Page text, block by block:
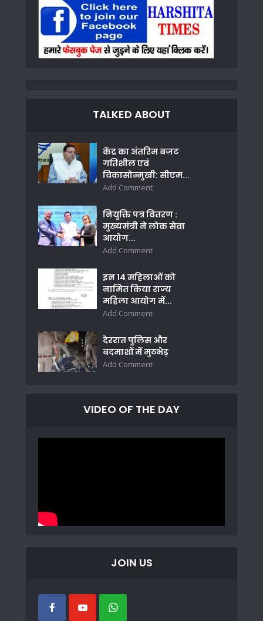
TALKED ABOUT
केंद्र का अंतरिम बजट
गतिशील एवं
विकासोन्मुखी: सीएम...
Add Comment
नियुक्ति पत्र वितरण :
मुख्यमंत्री ने लोक सेवा
आयोग...
Add Comment
इन 14 महिलाओं को
नामित किया राज्य
महिला आयोग में...
Add Comment
देररात पुलिस और
बदमाशों में मुठभेड़
Add Comment
VIDEO OF THE DAY
JOIN US